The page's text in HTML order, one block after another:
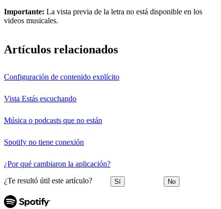
Importante: La vista previa de la letra no está disponible en los
videos musicales.
Artículos relacionados
Configuración de contenido explícito
Vista Estás escuchando
Música o podcasts que no están
Spotify no tiene conexión
¿Por qué cambiaron la aplicación?
¿Te resultó útil este artículo? Sí No